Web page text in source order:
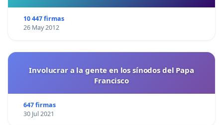
10 447 firmas
26 May 2012
Involucrar a la gente en los sínodos del Papa
Francisco
647 firmas
30 Jul 2021